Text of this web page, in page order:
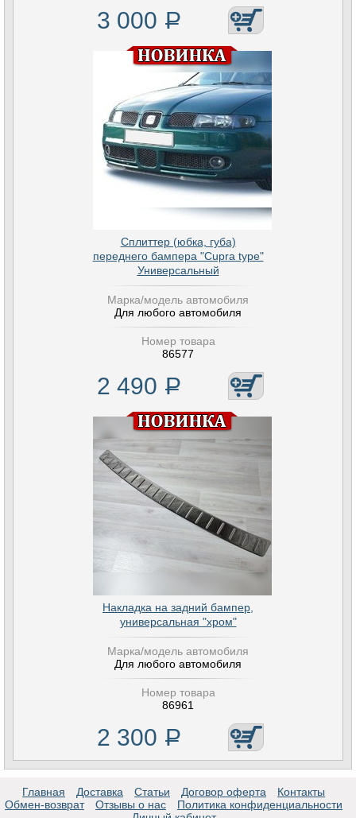
3 000 Р
Сплиттер (юбка, губа)
переднего бампера "Cupra type"
Универсальный
Марка/модель автомобиля
Для любого автомобиля
Номер товара
86577
2 490 Р
Накладка на задний бампер,
универсальная "хром"
Марка/модель автомобиля
Для любого автомобиля
Номер товара
86961
2 300 Р
Главная Доставка Статьи Договор оферта
Контакты
Обмен-возврат
Отзывы о нас
Политика конфиденциальности